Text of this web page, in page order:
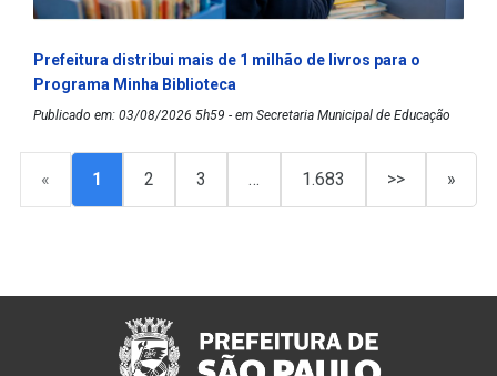
Prefeitura distribui mais de 1 milhão de livros para o
Programa Minha Biblioteca
Publicado em: 03/08/2026 5h59 - em Secretaria Municipal de Educação
« 1 2 3 … 1.683 >> »